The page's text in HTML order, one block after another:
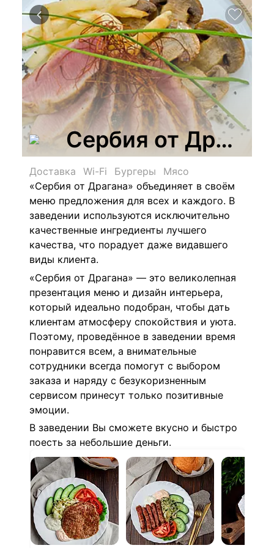
Сербия от
Доставка Wi-Fi Бургеры
Мясо
«Сербия от Драгана» объединяет в своём
меню предложения для всех и каждого. В
заведении используются исключительно
качественные ингредиенты лучшего
качества, что порадует даже видавшего
виды клиента.
«Сербия от Драгана» — это великолепная
презентация меню и дизайн интерьера,
который идеально подобран, чтобы дать
клиентам атмосферу спокойствия и уюта.
Поэтому, проведённое в заведении время
понравится всем, а внимательные
сотрудники всегда помогут с выбором
заказа и наряду с безукоризненным
сервисом принесут только позитивные
эмоции.
В заведении Вы сможете вкусно и быстро
поесть за небольшие деньги.